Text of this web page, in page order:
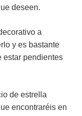
deseen.
a
y es bastante
estar pendientes
de estrella
encontraréis en